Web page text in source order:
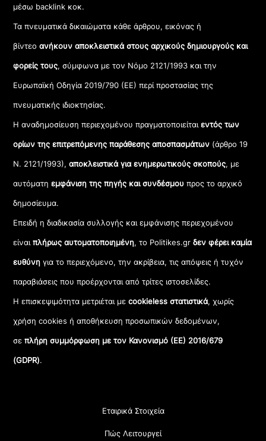
μέσω backlink κοκ.
Τα πνευματικά δικαιώματα κάθε άρθρου, εικόνας ή
βίντεοανήκουν αποκλειστικά στους αρχικούς δημιουργούς και
φορείς τους, σύμφωνα με τον Νόμο 2121/1993 και την
Ευρωπαϊκή Οδηγία 2019/790 (ΕΕ) περί προστασίας της
πνευματικής ιδιοκτησίας.
Η αναδημοσίευση περιεχομένου πραγματοποιείταιεντός των
ορίων της επιτρεπόμενης παράθεσης αποσπασμάτων (άρθρο 19
Ν. 2121/1993), αποκλειστικά για ενημερωτικούς σκοπούς, με
αυτόματηεμφάνιση της πηγής και συνδέσμου προς το αρχικό
δημοσίευμα.
Επειδή η διαδικασία συλλογής και εμφάνισης περιεχομένου
είναιπλήρως αυτοματοποιημένη, το Politikes.grδεν φέρει καμία
ευθύνη για το περιεχόμενο, την ακρίβεια, τις απόψεις ή τυχόν
παραβιάσεις που προέρχονται από τρίτες ιστοσελίδες.
Η επισκεψιμότητα μετριέται μεcookieless στατιστικά, χωρίς
χρήση cookies ή αποθήκευση προσωπικών δεδομένων,
σεπλήρη συμμόρφωση με τον Κανονισμό (ΕΕ) 2016/679
(GDPR).
Εταιρικά Στοιχεία
Πώς Λειτουργεί